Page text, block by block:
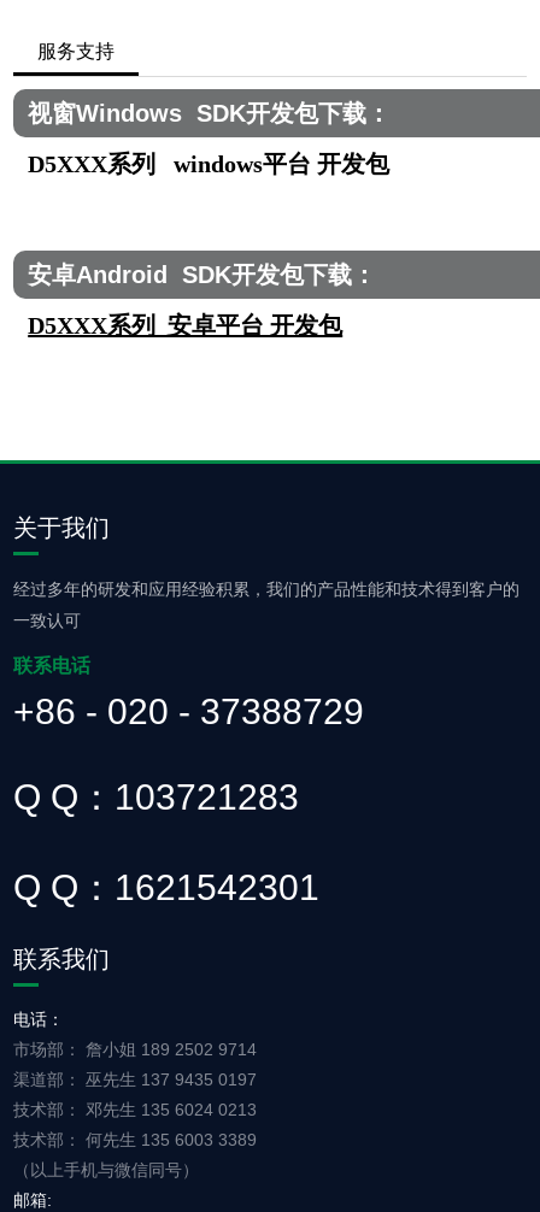
服务支持
视窗Windows SDK开发包下载：
D5XXX系列 windows平台 开发包
安卓Android SDK开发包下载：
D5XXX系列 安卓平台 开发包
关于我们
经过多年的研发和应用经验积累，我们的产品性能和技术得到客户的
一致认可
联系电话
+86 - 020 - 37388729
Q Q：103721283
Q Q：1621542301
联系我们
电话：
市场部： 詹小姐 189 2502 9714
渠道部： 巫先生 137 9435 0197
技术部： 邓先生 135 6024 0213
技术部： 何先生 135 6003 3389
（以上手机与微信同号）
邮箱: